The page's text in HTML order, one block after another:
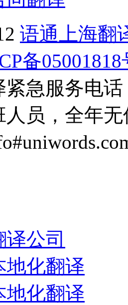
语通上海翻
备05001818
紧急服务电
人员，全年无
译公司
地化翻译
地化翻译